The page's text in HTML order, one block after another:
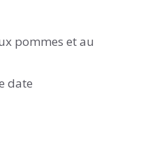
pommes et au
date